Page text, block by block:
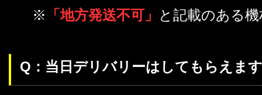
※
「地方発送不可」 と記載のある
Q：当日デリバリーはしてもらえま